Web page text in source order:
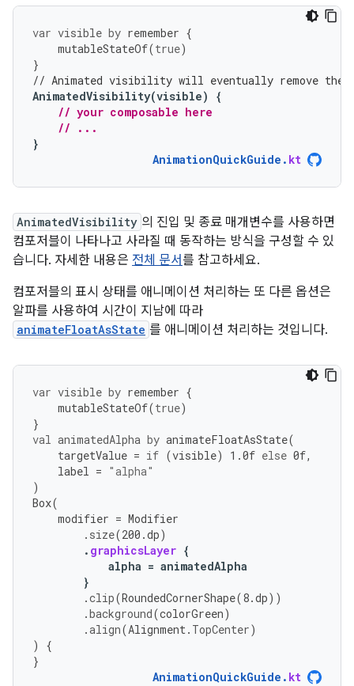
var visible by remember {
mutableStateOf(true)
}
// Animated visibility will eventually remove the
AnimatedVisibility(visible)
{
// your composable here
// ...
}
AnimationQuickGuide . kt
AnimatedVisibility 의 진입 및 종료 매개변수를 사용하면
컴포저블이 나타나고 사라질 때 동작하는 방식을 구성할 수 있
습니다. 자세한 내용은 전체 문서를 참고하세요.
컴포저블의 표시 상태를 애니메이션 처리하는 또 다른 옵션은
알파를 사용하여 시간이 지남에 따라
animateFloatAsState 를 애니메이션 처리하는 것입니다.
var visible by remember {
mutableStateOf(true)
}
val animatedAlpha by animateFloatAsState(
targetValue = if (visible) 1.0f else 0f,
label = "alpha"
)
Box(
modifier = Modifier
. size(200.dp)
. graphicsLayer {
alpha = animatedAlpha
}
.clip(RoundedCornerShape(8.dp))
.background(colorGreen)
.align(Alignment. TopCenter)
)
{
}
AnimationQuickGuide . kt